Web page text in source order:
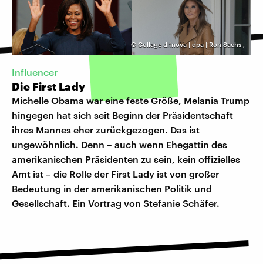
© Collage dlfnova | dpa | Ron Sachs ,
Influencer
Die First Lady
Michelle Obama war eine feste Größe, Melania Trump
hingegen hat sich seit Beginn der Präsidentschaft
ihres Mannes eher zurückgezogen. Das ist
ungewöhnlich. Denn – auch wenn Ehegattin des
amerikanischen Präsidenten zu sein, kein offizielles
Amt ist – die Rolle der First Lady ist von großer
Bedeutung in der amerikanischen Politik und
Gesellschaft. Ein Vortrag von Stefanie Schäfer.